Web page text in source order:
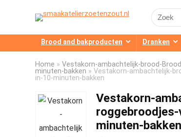
Search
for:
Brood and bakproducten Dranken
Home » Vestakorn-ambachtelijk-brood-
minuten-bakken » Vestakorn-ambachtelijk-
in-10-minuten-bakken
Vestakorn-
minuten-bakken